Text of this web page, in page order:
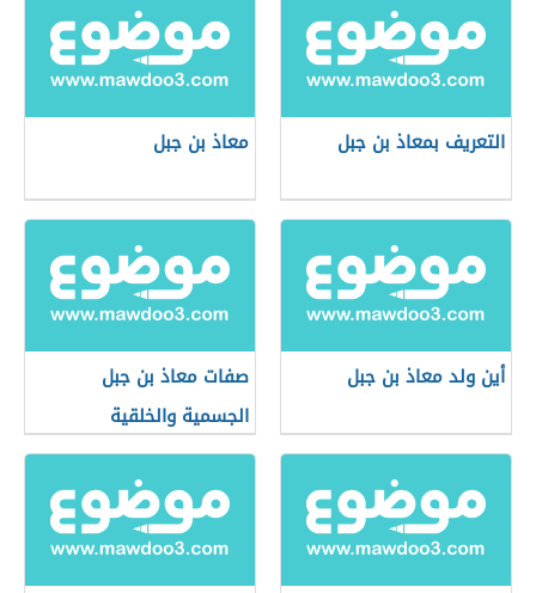
التعريف بمعاذ بن جبل معاذ بن جبل
أين ولد معاذ بن جبل
صفات معاذ بن جبل
الجسمية والخلقية